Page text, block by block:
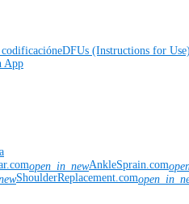
eDFUs (Instructions for Use)
App
open_in_newAnkleSprain.com
ShoulderReplacement.com